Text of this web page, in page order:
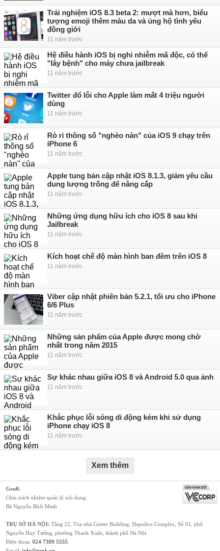
Trải nghiệm iOS 8.3 beta 2: mượt mà hơn, biểu
tượng emoji thêm màu da và ủng hộ tình yêu
đồng giới
11 năm trước
Hệ điều hành iOS bị nghi nhiễm mã độc, có thể
"lây bệnh" cho máy chưa jailbreak
11 năm trước
Twitter đổ lỗi cho Apple làm mất 4 triệu người
dùng
11 năm trước
Rò rỉ thông số "nghèo nàn" của iOS 9 chạy trên
iPhone 6
11 năm trước
Apple tung bản cập nhật iOS 8.1.3, giảm yêu cầu
dung lượng trống để nâng cấp
11 năm trước
Những ứng dụng hữu ích cho iOS 8 sau khi
Jailbreak
11 năm trước
Kích hoạt chế độ màn hình ban đêm trên iOS 8
11 năm trước
Viber cập nhật phiên bản 5.2.1, tối ưu cho iPhone
6/6 Plus
11 năm trước
Những sản phẩm của Apple được mong chờ
nhất trong năm 2015
11 năm trước
Sự khác nhau giữa iOS 8 và Android 5.0 qua ảnh
11 năm trước
Khắc phục lỗi sóng di động kém khi sử dụng
iPhone chạy iOS 8
11 năm trước
Xem thêm
GenK
Chịu trách nhiệm quản lý nội dung:
Bà Nguyễn Bích Minh
TRỤ SỞ HÀ NỘI: Tầng 22, Tòa nhà Center Building, Hapulico Complex, Số 01, phố
Nguyễn Huy Tưởng, phường Thanh Xuân, thành phố Hà Nội
Điện thoại: 024 7309 5555